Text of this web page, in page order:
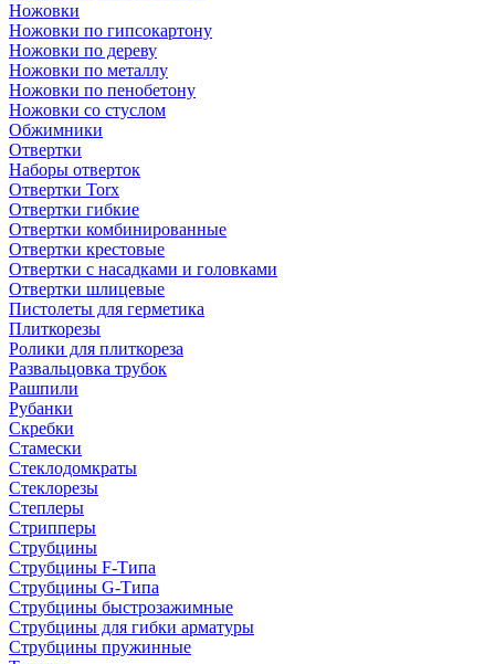
Ножовки
Ножовки по гипсокартону
Ножовки по дереву
Ножовки по металлу
Ножовки по пенобетону
Ножовки со стуслом
Обжимники
Отвертки
Наборы отверток
Отвертки Torx
Отвертки гибкие
Отвертки комбинированные
Отвертки крестовые
Отвертки с насадками и головками
Отвертки шлицевые
Пистолеты для герметика
Плиткорезы
Ролики для плиткореза
Развальцовка трубок
Рашпили
Рубанки
Скребки
Стамески
Стеклодомкраты
Стеклорезы
Степлеры
Стрипперы
Струбцины
Струбцины F-Типа
Струбцины G-Типа
Струбцины быстрозажимные
Струбцины для гибки арматуры
Струбцины пружинные